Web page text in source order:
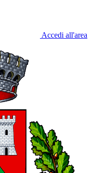
Accedi all'area